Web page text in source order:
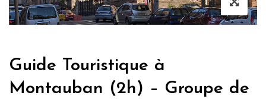
Guide Touristique à
Montauban (2h) – Groupe de